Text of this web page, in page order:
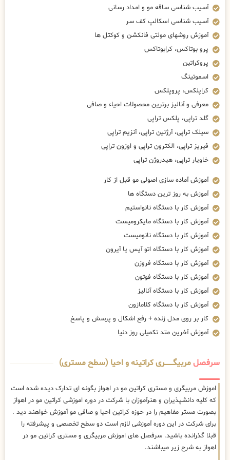
آسیب شناسی ساقه مو و امداد رسانی
آسیب شناسی اسکالپ کف سر
آموزش روشهای مولتی فانکشن و کوکتل ها
پرو بوتاکس، کرابوتاکس
پروکراتین
اسموتینگ
کراپلکس، پروپلکس
معرفی و آنالیز برترین محصولات احیاء و صافی
گلد تراپی، پلکس تراپی
سیلک تراپی، آرژنین تراپی، آنزیم تراپی
فیریز تراپی، الکترون تراپی و اوزون تراپی
خاویار تراپی، هیدروژن تراپی
آموزش آماده سازی اصولی مو قبل از کار
آموزش به روز ترین دستگاه ها
آموزش کار با دستگاه نانواستیم
آموزش کار با دستگاه مایکرومیست
آموزش کار با دستگاه نانومیست
آموزش کار با دستگاه اتو آیس یا آیرون
آموزش کار با دستگاه فروزن
آموزش کار با دستگاه فوتون
آموزش کار با دستگاه آنالیز
آموزش کار با دستگاه کلامازون
کار بر روی مدل زنده + رفع اشکال و پرسش و پاسخ
آموزش آخرین متد تکمیلی روز دنیا
سرفصلمربیگــــــــری کراتینه و احیا (سطح مستری)
اموزش مربیگری و مستری کراتین مو در اهواز بگونه ای تدارک دیده شده است
که کلیه دانشپذیران و هنرآموزان با شرکت در دوره اموزشی کراتین مو در اهواز
بصورت مستر مفاهیم را در حوزه کراتین احیا و صافی مو آموزش خواهند دید .
برای شرکت در این دوره آموزشی لازم است دو سطح تخصصی و پیشرفته را
قبلا گذرانده باشید. سرفصل های اموزش مربیگری و مستری کراتین مو در
اهواز به شرح زیر میباشند.